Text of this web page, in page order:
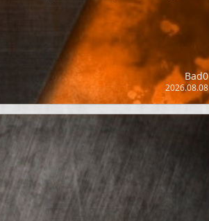
Bad0
2026.08.08